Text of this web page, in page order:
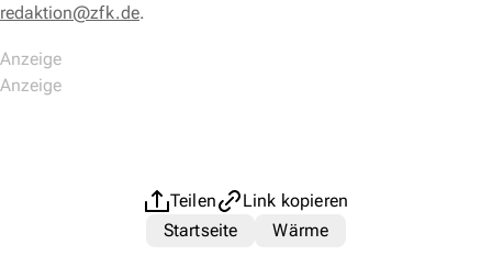
redaktion@zfk.de.
Teilen
Link kopieren
Startseite
Wärme